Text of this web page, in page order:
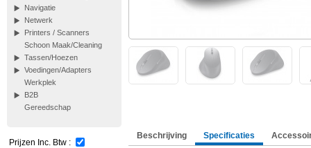
Navigatie
Netwerk
Printers / Scanners
Schoon Maak/Cleaning
Tassen/Hoezen
Voedingen/Adapters
Werkplek
B2B
Gereedschap
Prijzen Inc. Btw :
Beschrijving Specificaties